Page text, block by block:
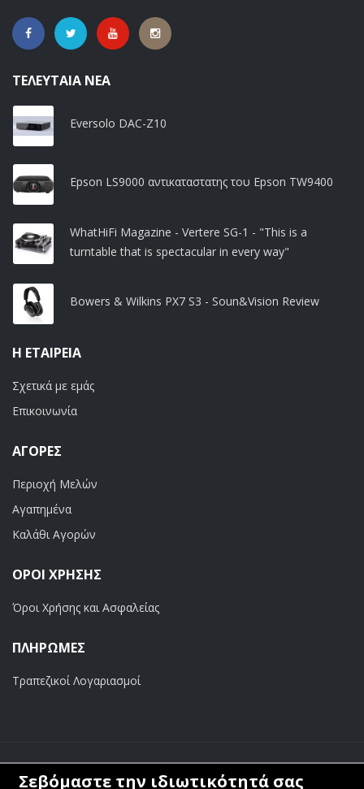
ΤΕΛΕΥΤΑΊΑ ΝΈΑ
Eversolo DAC-Z10
Epson LS9000 αντικαταστατης του Epson TW9400
WhatHiFi Magazine - Vertere SG-1 - "This is a
turntable that is spectacular in every way"
Bowers & Wilkins PX7 S3 - Soun&Vision Review
Η ΕΤΑΙΡΕΊΑ
Σχετικά με εμάς
Επικοινωνία
ΑΓΟΡΈΣ
Περιοχή Μελών
Αγαπημένα
Καλάθι Αγορών
ΟΡΟΙ ΧΡΗΣΗΣ
Όροι Χρήσης και Ασφαλείας
ΠΛΗΡΩΜΕΣ
Τραπεζικοί Λογαριασμοί
. All Rights Reserved
Σεβόμαστε την ιδιωτικότητά σας